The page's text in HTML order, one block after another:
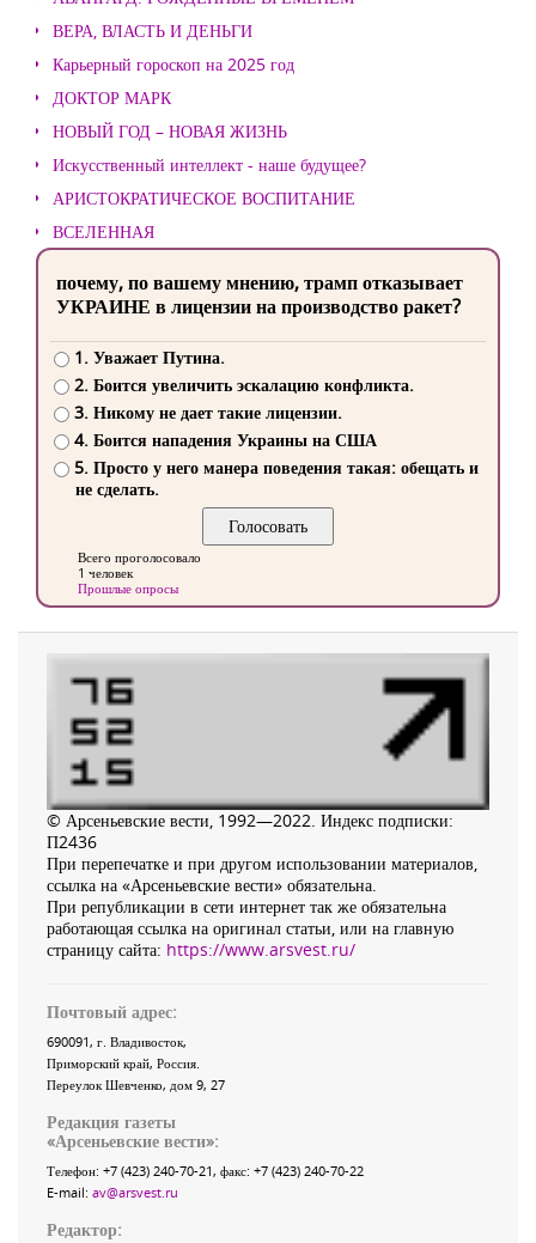
ВЕРА, ВЛАСТЬ И ДЕНЬГИ
Карьерный гороскоп на 2025 год
ДОКТОР МАРК
НОВЫЙ ГОД – НОВАЯ ЖИЗНЬ
Искусственный интеллект - наше будущее?
АРИСТОКРАТИЧЕСКОЕ ВОСПИТАНИЕ
ВСЕЛЕННАЯ
почему, по вашему мнению, трамп отказывает
УКРАИНЕ в лицензии на производство ракет?
1. Уважает Путина.
2. Боится увеличить эскалацию конфликта.
3. Никому не дает такие лицензии.
4. Боится нападения Украины на США
5. Просто у него манера поведения такая: обещать и
не сделать.
Всего проголосовало
1 человек
Прошлые опросы
© Арсеньевские вести, 1992—2022. Индекс подписки:
П2436
При перепечатке и при другом использовании материалов,
ссылка на «Арсеньевские вести» обязательна.
При републикации в сети интернет так же обязательна
работающая ссылка на оригинал статьи, или на главную
страницу сайта: https://www.arsvest.ru/
Почтовый адрес:
690091, г. Владивосток,
Приморский край, Россия
Переулок Шевченко, дом 9, 27
Редакция газеты
«Арсеньевские вести»:
Телефон: +7 (423) 240-70-21, факс: +7 (423) 240-70-22
E-mail: av@arsvest.ru
Редактор: